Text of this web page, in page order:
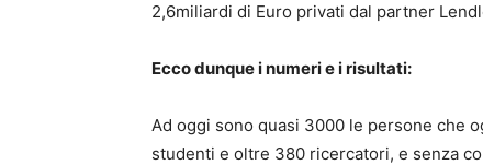
2,6miliardi di Euro privati dal partner
Ecco dunque i numeri e i risultati:
Ad oggi sono quasi 3000 le persone che
studenti e oltre 380 ricercatori, e senza